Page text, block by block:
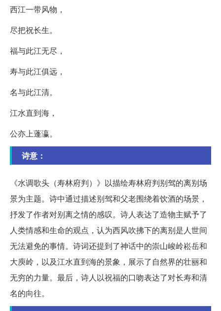
西江一带风物，
尽把祝长生。
福与此江无尽，
寿与此江俱远，
名与此江清。
江水直到海，
公亦上蓬瀛。
诗意：
《水调歌头（寿林府判）》以描绘寿林府判别驾的离别场
景为主题。诗中通过描述别驾和父老围绕着饮酒的场景，
抒发了作者对别离之情的感叹。诗人表达了造物主赋予了
人类情感和生命的观点，认为西风吹拂下的离别是人世间
无法避免的事情。诗词还提到了神话中的崇山峻岭崧岳和
大庾岭，以及江水直到海的景象，展示了自然界的壮丽和
无穷的力量。最后，诗人以祝福的口吻表达了对长寿和清
名的向往。